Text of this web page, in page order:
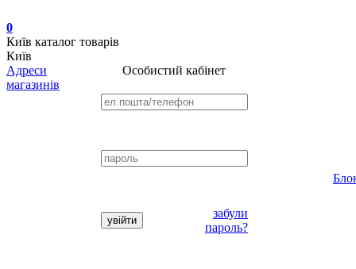
0
Київ каталог товарів
Київ
Адреси
магазинів
Особистий кабінет
забули
пароль?